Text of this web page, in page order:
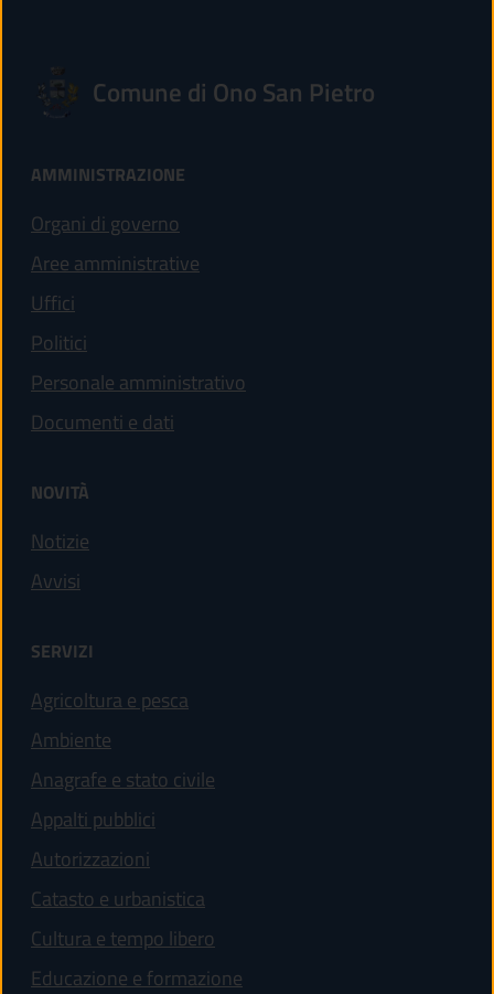
Comune di Ono San Pietro
AMMINISTRAZIONE
Organi di governo
Aree amministrative
Uffici
Politici
Personale amministrativo
Documenti e dati
NOVITÀ
Notizie
Avvisi
SERVIZI
Agricoltura e pesca
Ambiente
Anagrafe e stato civile
Appalti pubblici
Autorizzazioni
Catasto e urbanistica
Cultura e tempo libero
Educazione e formazione